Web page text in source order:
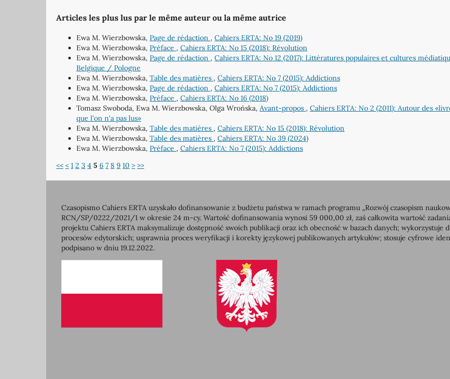
Articles les plus lus par le même auteur ou la même autrice
Ewa M. Wierzbowska, Page de rédaction , Cahiers ERTA: No 19 (2019)
Ewa M. Wierzbowska, Préface , Cahiers ERTA: No 15 (2018): Révolution
Ewa M. Wierzbowska, Page de rédaction , Cahiers ERTA: No 12 (2017): Littératures populaires et cultures
Belgique / Pologne
Ewa M. Wierzbowska, Table des matières , Cahiers ERTA: No 7 (2015): Addictions
Ewa M. Wierzbowska, Page de rédaction , Cahiers ERTA: No 7 (2015): Addictions
Ewa M. Wierzbowska, Préface , Cahiers ERTA: No 16 (2018)
Tomasz Swoboda, Ewa M. Wierzbowska, Olga Wrońska, Avant-propos , Cahiers ERTA: No 2 (2011): Autour des
que l'on n'a pas lus»
Ewa M. Wierzbowska, Table des matières , Cahiers ERTA: No 15 (2018): Révolution
Ewa M. Wierzbowska, Table des matières , Cahiers ERTA: No 39 (2024)
Ewa M. Wierzbowska, Préface , Cahiers ERTA: No 7 (2015): Addictions
<< < 1 2 3 4 5 6 7 8 9 10 > >>
Czasopismo Cahiers ERTA uzyskało dofinansowanie z budżetu państwa w ramach programu „Rozwój czasopism
RCN/SP/0222/2021/1 w okresie 24 m-cy. Wartość dofinansowania wynosi 59 000,00 zł, zaś całkowita wartość
projektu Cahiers ERTA maksymalizuje dostępność swoich publikacji oraz ich obecność w bazach danych;
procesów edytorskich; usprawnia proces weryfikacji i korekty językowej publikowanych artykułów; stosuje cyfrowe
podpisano w dniu 19.12.2022.